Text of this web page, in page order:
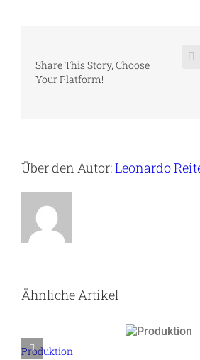
Share This Story, Choose
Your Platform!
Über den Autor:Leonardo
Ähnliche Artikel
Produktion